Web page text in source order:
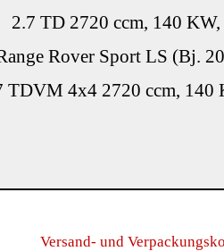
2.7 TD 2720 ccm, 140 KW,
Rover Sport LS (Bj.
TDVM 4x4 2720 ccm, 140
Versand- und